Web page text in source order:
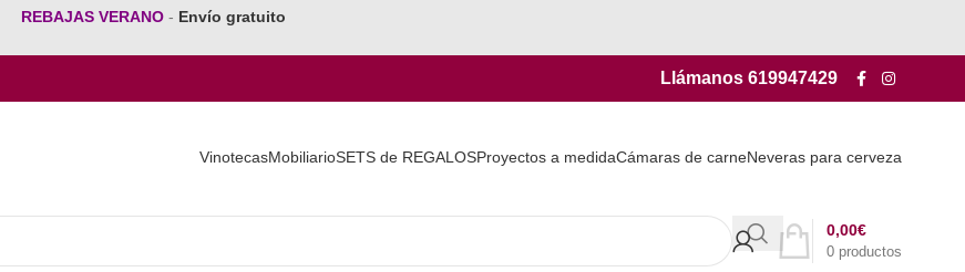
REBAJAS VERANO - Envío gratuito
Llámanos 619947429
VinotecasMobiliarioSETS de REGALOSProyectos a medidaCámaras de carneNeveras para cerveza
0 productos
0,00€